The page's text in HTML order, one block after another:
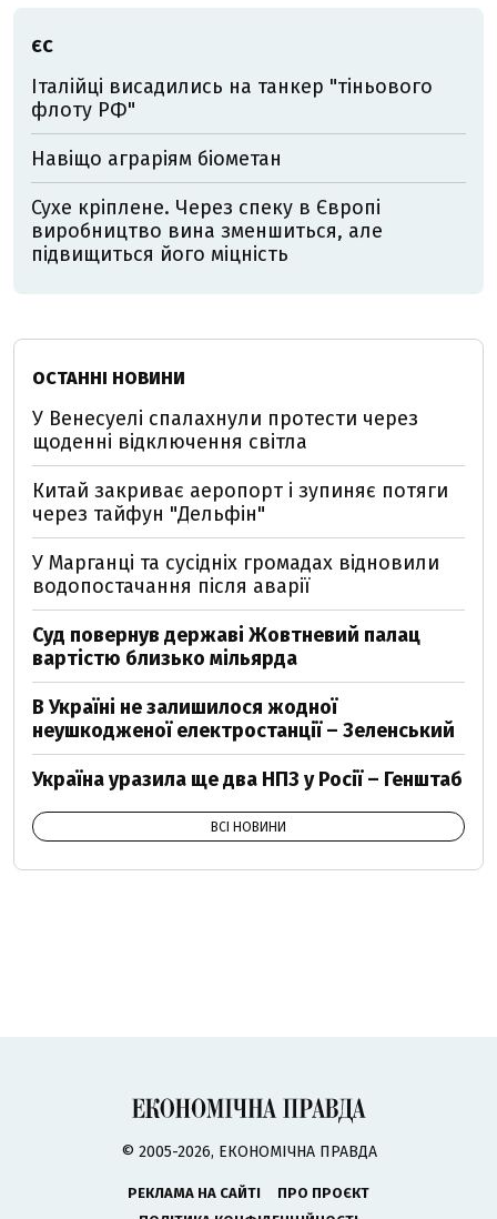
ЄС
Італійці висадились на танкер "тіньового
флоту РФ"
Навіщо аграріям біометан
Сухе кріплене. Через спеку в Європі
виробництво вина зменшиться, але
підвищиться його міцність
ОСТАННІ НОВИНИ
У Венесуелі спалахнули протести через
щоденні відключення світла
Китай закриває аеропорт і зупиняє потяги
через тайфун "Дельфін"
У Марганці та сусідніх громадах відновили
водопостачання після аварії
Суд повернув державі Жовтневий палац
вартістю близько мільярда
В Україні не залишилося жодної
неушкодженої електростанції – Зеленський
Україна уразила ще два НПЗ у Росії – Генштаб
ВСІ НОВИНИ
© 2005-2026, ЕКОНОМІЧНА ПРАВДА
РЕКЛАМА НА САЙТІ
ПРО ПРОЄКТ